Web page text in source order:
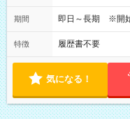
期間 即日～長期 ※開
特徴 履歴書不要
気になる！